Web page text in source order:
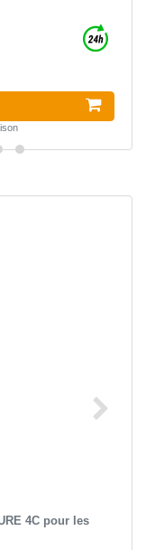
4C pour les